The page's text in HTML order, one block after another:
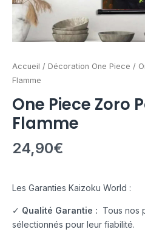
Accueil / Décoration One Piece /
Flamme
One Piece Zoro
Flamme
24,90€
Les Garanties Kaizoku World :
✓ Qualité Garantie : Tous nos
sélectionnés pour leur fiabilité.